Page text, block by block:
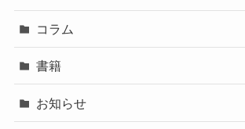
コラム
書籍
お知らせ